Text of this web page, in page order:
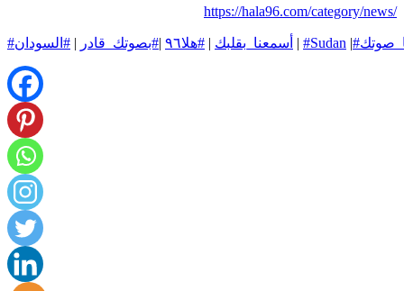
https://hala96.com/category/news/
#أسمعنا_بقلبك | #هلا٩٦ |#بصوتك_قادر | #السودان | #Sudan |